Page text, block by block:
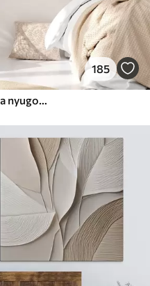
185
Tájkép festmény egy vitorlással a nyugodt tengeren, narancssárga és sárga égbolt, távoli hegyek